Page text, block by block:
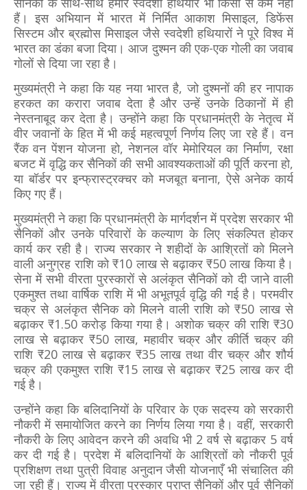
हैं। इस अभियान में भारत में निर्मित आकाश मिसाइल, डिफेंस
सिस्टम और ब्रह्मोस मिसाइल जैसे स्वदेशी हथियारों ने पूरे विश्व में
भारत का डंका बजा दिया। आज दुश्मन की एक-एक गोली का जवाब
गोलों से दिया जा रहा है।
मुख्यमंत्री ने कहा कि यह नया भारत है, जो दुश्मनों की हर नापाक
हरकत का करारा जवाब देता है और उन्हें उनके ठिकानों में ही
नेस्तनाबूद कर देता है। उन्होंने कहा कि प्रधानमंत्री के नेतृत्व में
वीर जवानों के हित में भी कई महत्वपूर्ण निर्णय लिए जा रहे हैं। वन
रैंक वन पेंशन योजना हो, नेशनल वॉर मेमोरियल का निर्माण, रक्षा
बजट में वृद्धि कर सैनिकों की सभी आवश्यकताओं की पूर्ति करना हो,
या बॉर्डर पर इन्फ्रास्ट्रक्चर को मजबूत बनाना, ऐसे अनेक कार्य
किए गए हैं।
मुख्यमंत्री ने कहा कि प्रधानमंत्री के मार्गदर्शन में प्रदेश सरकार भी
सैनिकों और उनके परिवारों के कल्याण के लिए संकल्पित होकर
कार्य कर रही है। राज्य सरकार ने शहीदों के आश्रितों को मिलने
वाली अनुग्रह राशि को ₹10 लाख से बढ़ाकर ₹50 लाख किया है।
सेना में सभी वीरता पुरस्कारों से अलंकृत सैनिकों को दी जाने वाली
एकमुश्त तथा वार्षिक राशि में भी अभूतपूर्व वृद्धि की गई है। परमवीर
चक्र से अलंकृत सैनिक को मिलने वाली राशि को ₹50 लाख से
बढ़ाकर ₹1.50 करोड़ किया गया है। अशोक चक्र की राशि ₹30
लाख से बढ़ाकर ₹50 लाख, महावीर चक्र और कीर्ति चक्र की
राशि ₹20 लाख से बढ़ाकर ₹35 लाख तथा वीर चक्र और शौर्य
चक्र की एकमुश्त राशि ₹15 लाख से बढ़ाकर ₹25 लाख कर दी
गई है।
उन्होंने कहा कि बलिदानियों के परिवार के एक सदस्य को सरकारी
नौकरी में समायोजित करने का निर्णय लिया गया है। वहीं, सरकारी
नौकरी के लिए आवेदन करने की अवधि भी 2 वर्ष से बढ़ाकर 5 वर्ष
कर दी गई है। प्रदेश में बलिदानियों के आश्रितों को नौकरी पूर्व
प्रशिक्षण तथा पुत्री विवाह अनुदान जैसी योजनाएँ भी संचालित की
जा रही हैं। राज्य में वीरता पुरस्कार प्राप्त सैनिकों और पूर्व सैनिकों